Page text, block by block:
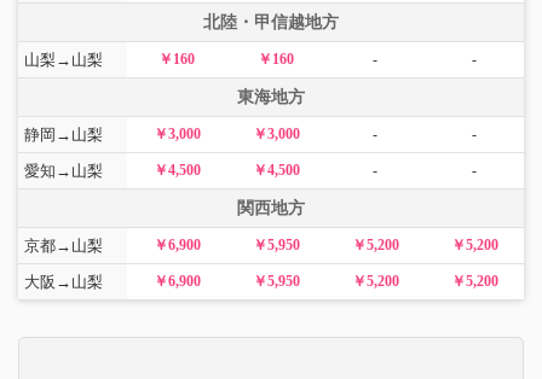
北陸・甲信越地方
山梨→山梨 ￥160 ￥160 - -
東海地方
静岡→山梨 ￥3,000 ￥3,000 - -
愛知→山梨 ￥4,500 ￥4,500 - -
関西地方
京都→山梨 ￥6,900 ￥5,950 ￥5,200 ￥5,200
大阪→山梨 ￥6,900 ￥5,950 ￥5,200 ￥5,200